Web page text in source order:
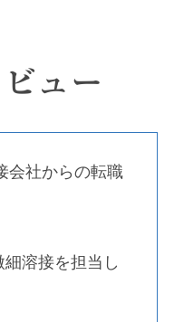
ュー
会社からの転職
溶接を担当し